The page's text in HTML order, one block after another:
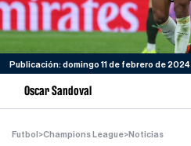
Publicación: domingo 11 de febrero de 2024
Oscar Sandoval
Futbol >Champions League>Noticias